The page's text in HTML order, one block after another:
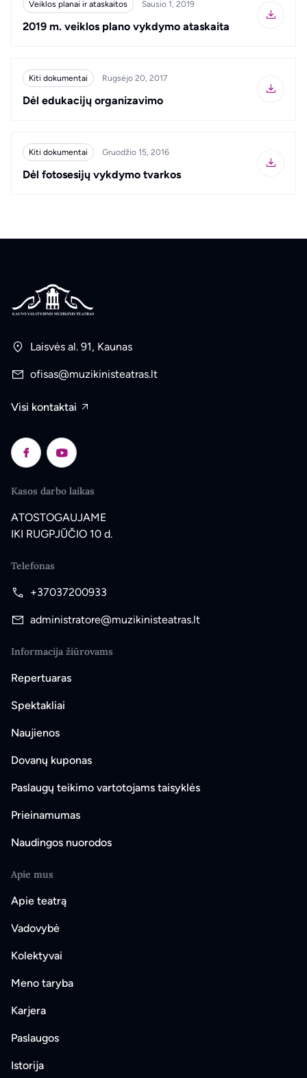
Veiklos planai ir ataskaitos Sausio 1, 2019
2019 m. veiklos plano vykdymo ataskaita
Kiti dokumentai Rugsėjo 20, 2017
Dėl edukacijų organizavimo
Kiti dokumentai Gruodžio 15, 2016
Dėl fotosesijų vykdymo tvarkos
Laisvės al. 91, Kaunas
ofisas@muzikinisteatras.lt
Visi kontaktai
Kasos darbo laikas
ATOSTOGAUJAME
IKI RUGPJŪČIO 10 d.
Telefonas
+37037200933
administratore@muzikinisteatras.lt
Informacija žiūrovams
Repertuaras
Spektakliai
Naujienos
Dovanų kuponas
Paslaugų teikimo vartotojams taisyklės
Prieinamumas
Naudingos nuorodos
Apie mus
Apie teatrą
Vadovybė
Kolektyvai
Meno taryba
Karjera
Paslaugos
Istorija